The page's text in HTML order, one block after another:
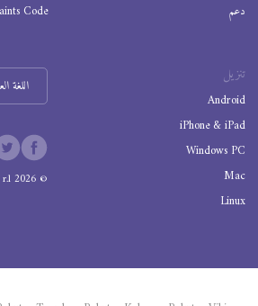
دعم
Code
تنزيل
Android
iPhone & iPad
Windows PC
Mac
Linux
اللغة
©
2026
Viber Media S.à r.l.